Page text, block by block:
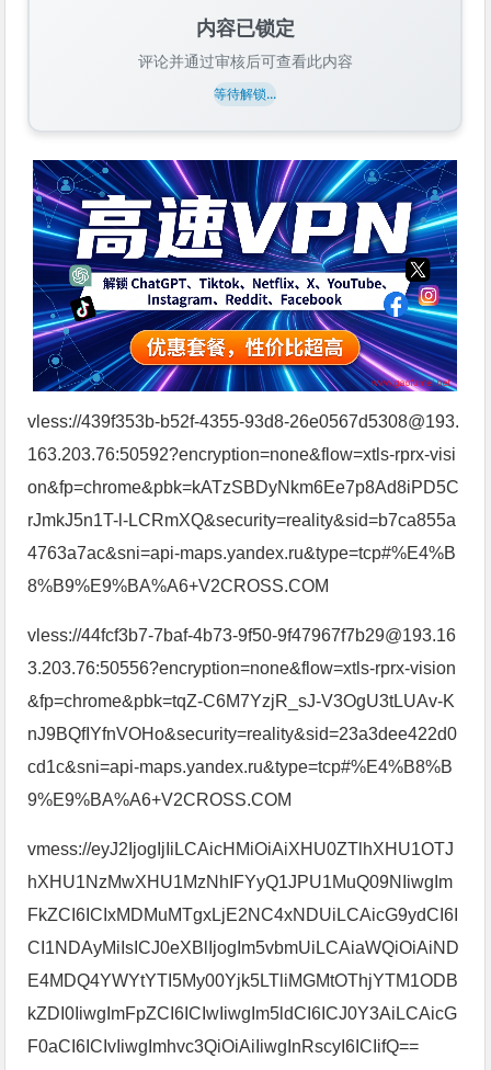
内容已锁定
评论并通过审核后可查看此内容
等待解锁...
vless://439f353b-b52f-4355-93d8-26e0567d5308@193.
163.203.76:50592?encryption=none&flow=xtls-rprx-visi
on&fp=chrome&pbk=kATzSBDyNkm6Ee7p8Ad8iPD5C
rJmkJ5n1T-l-LCRmXQ&security=reality&sid=b7ca855a
4763a7ac&sni=api-maps.yandex.ru&type=tcp#%E4%B
8%B9%E9%BA%A6+V2CROSS.COM
vless://44fcf3b7-7baf-4b73-9f50-9f47967f7b29@193.16
3.203.76:50556?encryption=none&flow=xtls-rprx-vision
&fp=chrome&pbk=tqZ-C6M7YzjR_sJ-V3OgU3tLUAv-K
nJ9BQfIYfnVOHo&security=reality&sid=23a3dee422d0
cd1c&sni=api-maps.yandex.ru&type=tcp#%E4%B8%B
9%E9%BA%A6+V2CROSS.COM
vmess://eyJ2IjogIjIiLCAicHMiOiAiXHU0ZTlhXHU1OTJ
hXHU1NzMwXHU1MzNhIFYyQ1JPU1MuQ09NIiwgIm
FkZCI6ICIxMDMuMTgxLjE2NC4xNDUiLCAicG9ydCI6I
CI1NDAyMiIsICJ0eXBlIjogIm5vbmUiLCAiaWQiOiAiND
E4MDQ4YWYtYTI5My00Yjk5LTliMGMtOThjYTM1ODB
kZDI0IiwgImFpZCI6ICIwIiwgIm5ldCI6ICJ0Y3AiLCAicG
F0aCI6ICIvIiwgImhvc3QiOiAiIiwgInRscyI6ICIifQ==